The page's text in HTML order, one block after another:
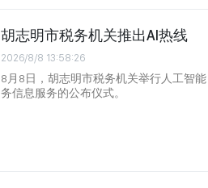
胡志明市税务机关推出AI热线
2026/8/8 13:58:26
8月8日，胡志明市税务机关举行人工智
务信息服务的公布仪式。